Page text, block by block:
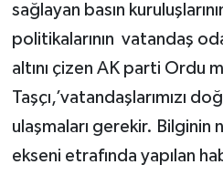
sağlayan basın
politikalarının vatandaş
altını çizen AK parti Ordu
Taşçı,’vatandaşlarımızı
ulaşmaları gerekir.
ekseni etrafında yapılan